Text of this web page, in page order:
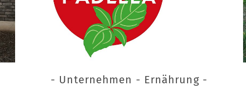
- Unternehmen - Ernährung -